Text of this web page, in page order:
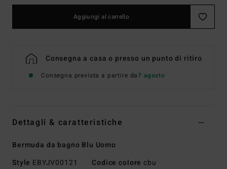
Aggiungi al carrello
Consegna a casa o presso un punto di ritiro
Consegna prevista a partire da7 agosto
Dettagli & caratteristiche
Bermuda da bagno Blu Uomo
Style EBYJV00121 Codice colore cbu